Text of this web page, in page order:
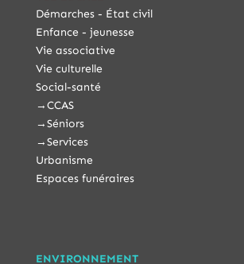
Démarches - État civil
Enfance - jeunesse
Vie associative
Vie culturelle
Social-santé
→CCAS
→Séniors
→Services
Urbanisme
Espaces funéraires
ENVIRONNEMENT